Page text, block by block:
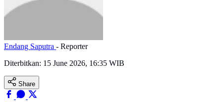
Endang Saputra - Reporter
Diterbitkan: 15 June 2026, 16:35 WIB
Share